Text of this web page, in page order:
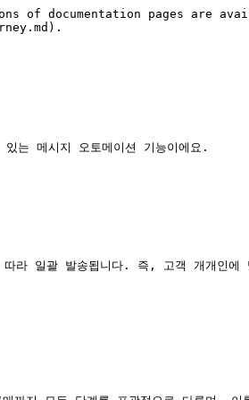
of documentation pages are
는 메시지 오토메이션 기능이에요.
라 일괄 발송됩니다. 즉, 고객 개개인에